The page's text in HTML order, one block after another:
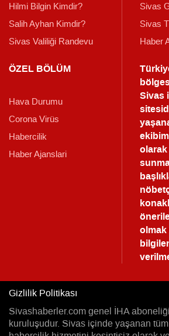
Hilmi Bilgin Kimdir?
Salih Ayhan Kimdir?
Sivas Valiliği Randevu
Sivas
Sivas
Haber
ÖZEL BÖLÜM
Hava Durumu
Corona Virüs
Habercilik
Haber Ajanslari
Sivas
Gizlilik Politikası
Sivashaberler.com genel İHA
kuruluşudur. Sivas içinde yaşanan